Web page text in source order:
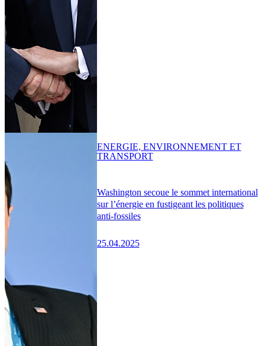
Washington secoue le sommet international
sur l’énergie en fustigeant les politiques
anti-fossiles
25.04.2025
ENERGIE, ENVIRONNEMENT ET
TRANSPORT